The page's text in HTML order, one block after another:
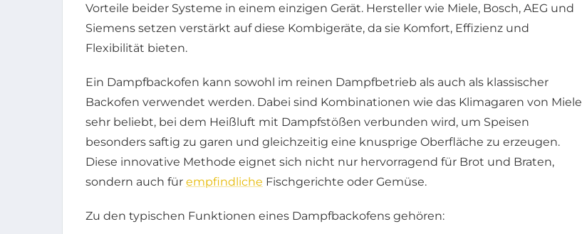
Vorteile beider Systeme in einem einzigen Gerät. Hersteller wie Miele, Bosch, AEG und
Siemens setzen verstärkt auf diese Kombigeräte, da sie Komfort, Effizienz und
Flexibilität bieten.
Ein Dampfbackofen kann sowohl im reinen Dampfbetrieb als auch als klassischer
Backofen verwendet werden. Dabei sind Kombinationen wie das Klimagaren von Miele
sehr beliebt, bei dem Heißluft mit Dampfstößen verbunden wird, um Speisen
besonders saftig zu garen und gleichzeitig eine knusprige Oberfläche zu erzeugen.
Diese innovative Methode eignet sich nicht nur hervorragend für Brot und Braten,
sondern auch für empfindliche Fischgerichte oder Gemüse.
Zu den typischen Funktionen eines Dampfbackofens gehören: